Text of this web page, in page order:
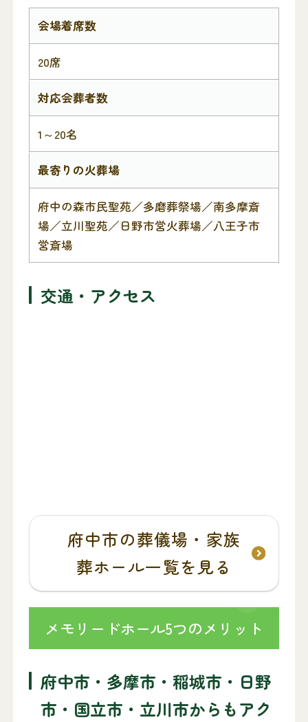
会場着席数
20席
対応会葬者数
1～20名
最寄りの火葬場
府中の森市民聖苑／多磨葬祭場／南多摩斎
場／立川聖苑／日野市営火葬場／八王子市
営斎場
交通・アクセス
府中市の葬儀場・家族
葬ホール一覧を見る
メモリードホール5つのメリット
府中市・多摩市・稲城市・日野
市・国立市・立川市からもアク